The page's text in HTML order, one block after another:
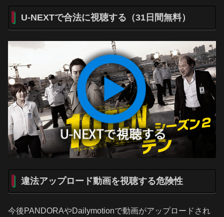
U-NEXTで合法に視聴する（31日間無料）
違法アップロード動画を視聴する危険性
今後PANDORAやDailymotionで動画がアップロードされ